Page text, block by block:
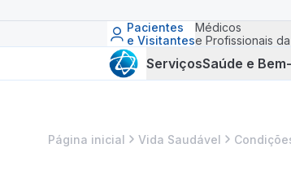
Pacientes
e Visitantes
Médicos
e Profissionais
ServiçosSaúde e
Página inicial Vida Saudável